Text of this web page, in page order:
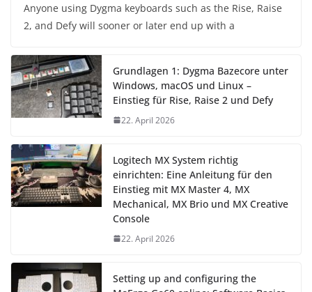
Anyone using Dygma keyboards such as the Rise, Raise
2, and Defy will sooner or later end up with a
Grundlagen 1: Dygma Bazecore unter
Windows, macOS und Linux –
Einstieg für Rise, Raise 2 und Defy
22. April 2026
Logitech MX System richtig
einrichten: Eine Anleitung für den
Einstieg mit MX Master 4, MX
Mechanical, MX Brio und MX Creative
Console
22. April 2026
Setting up and configuring the